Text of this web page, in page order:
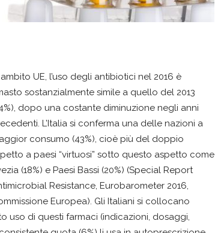
UE, l’uso degli antibiotici nel 2016 è
sostanzialmente simile a quello del 2013
dopo una costante diminuzione negli anni
L’Italia si conferma una delle nazioni a
consumo (43%), cioè più del doppio
a paesi “virtuosi” sotto questo aspetto come
(18%) e Paesi Bassi (20%) (Special Report
Resistance, Eurobarometer 2016,
Europea). Gli Italiani si collocano
uso di questi farmaci (indicazioni, dosaggi,